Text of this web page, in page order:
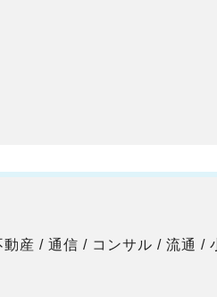
産 / 通信 / コンサル / 流通 /